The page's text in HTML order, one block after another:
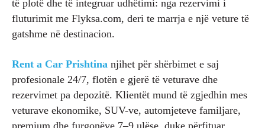
të plotë dhe të integruar udhëtimi: nga rezervimi i
fluturimit me Flyksa.com, deri te marrja e një veture të
gatshme në destinacion.
Rent a Car Prishtina njihet për shërbimet e saj
profesionale 24/7, flotën e gjerë të veturave dhe
rezervimet pa depozitë. Klientët mund të zgjedhin mes
veturave ekonomike, SUV-ve, automjeteve familjare,
premium dhe furgonëve 7–9 ulëse, duke përfituar